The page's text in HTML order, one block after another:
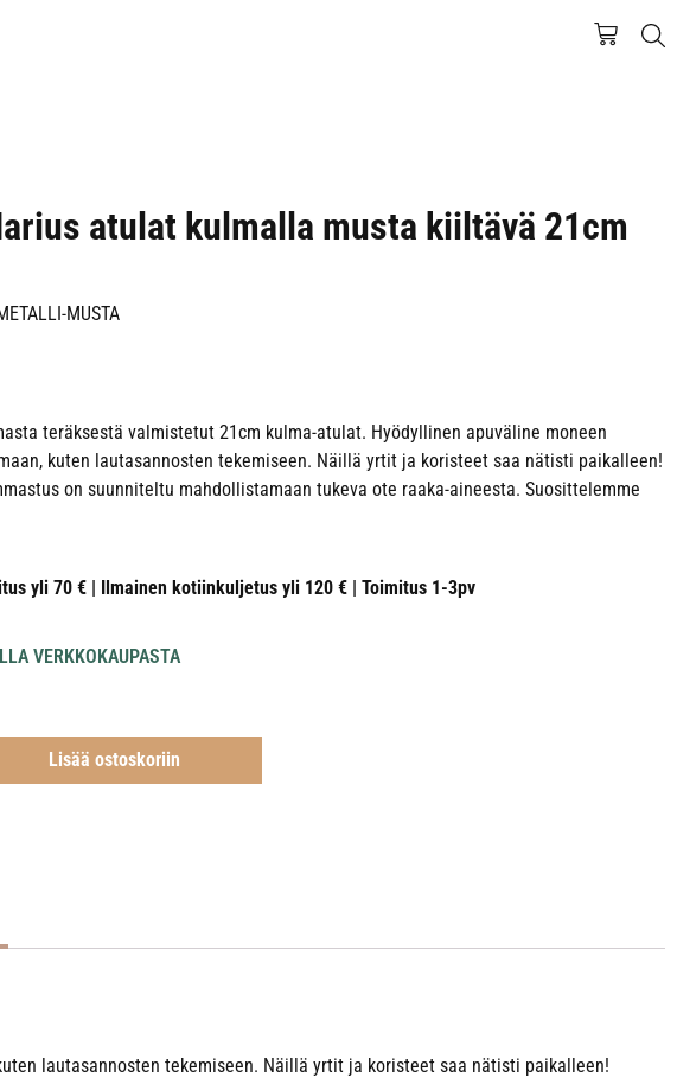
atulat kulmalla musta kiiltävä 21cm
MUSTA
teräksestä valmistetut 21cm kulma-atulat. Hyödyllinen apuväline moneen
kuten lautasannosten tekemiseen. Näillä yrtit ja koristeet saa nätisti paikalleen!
on suunniteltu mahdollistamaan tukeva ote raaka-aineesta. Suosittelemme
yli 70 € | Ilmainen kotiinkuljetus yli 120 € | Toimitus 1-3pv
VERKKOKAUPASTA
Lisää ostoskoriin
lautasannosten tekemiseen. Näillä yrtit ja koristeet saa nätisti paikalleen!